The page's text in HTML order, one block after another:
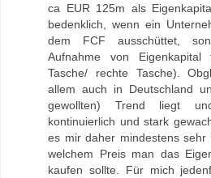
ca EUR 125m als
bedenklich, wenn ein
dem FCF ausschüttet,
Aufnahme von Eigenkapital
Tasche/ rechte Tasche).
allem auch in Deutschland
gewollten) Trend liegt
kontinuierlich und stark
es mir daher mindestens
welchem Preis man das
kaufen sollte. Für mich